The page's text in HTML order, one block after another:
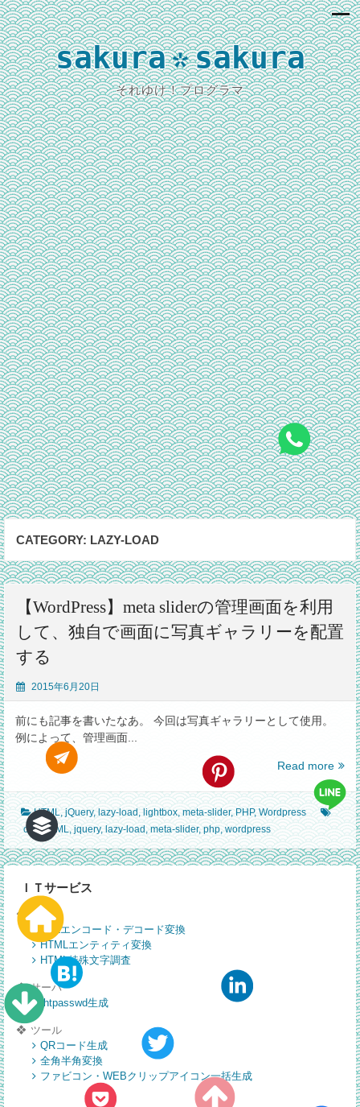
sakura*sakura
それゆけ！プログラマ
CATEGORY: LAZY-LOAD
【WordPress】meta sliderの管理画面を利用
して、独自で画面に写真ギャラリーを配置
する
2015年6月20日
前にも記事を書いたなあ。 今回は写真ギャラリーとして使用。
例によって、管理画面...
Read more【
meta
slider
の
管
理
画
HTML,jQuery,lazy-load,lightbox,meta-slider,PHP, Wordpress
css,HTML,jquery,lazy-load,meta-slider,php,wordpress
ＩＴサービス
WEB
URLエンコード・デコード変換
HTMLエンティティ変換
HTML特殊文字調査
サーバ
.htpasswd生成
ツール
QRコード生成
全角半角変換
ファビコン・WEBクリップアイコン一括生成